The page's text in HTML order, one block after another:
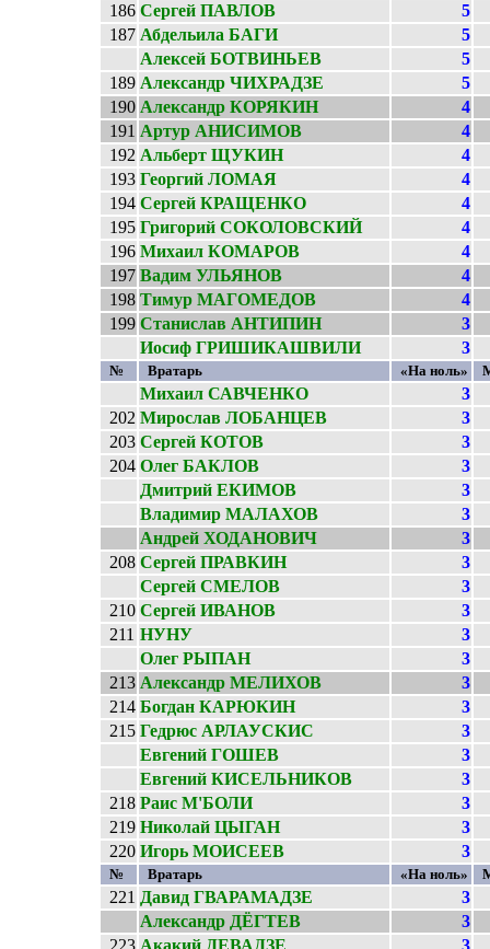
186 Сергей ПАВЛОВ
5
187 Абдельила БАГИ
5
Алексей БОТВИНЬЕВ
5
189 Александр ЧИХРАДЗЕ
5
190 Александр КОРЯКИН
4
191 Артур АНИСИМОВ
4
192 Альберт ЩУКИН
4
193 Георгий ЛОМАЯ
4
194 Сергей КРАЩЕНКО
4
195 Григорий СОКОЛОВСКИЙ
4
196 Михаил КОМАРОВ
4
197 Вадим УЛЬЯНОВ
4
198 Тимур МАГОМЕДОВ
4
199 Станислав АНТИПИН
3
Иосиф ГРИШИКАШВИЛИ
3
№ Вратарь «На ноль»
Михаил САВЧЕНКО
3
202 Мирослав ЛОБАНЦЕВ
3
203 Сергей КОТОВ
3
204 Олег БАКЛОВ
3
Дмитрий ЕКИМОВ
3
Владимир МАЛАХОВ
3
Андрей ХОДАНОВИЧ
3
208 Сергей ПРАВКИН
3
Сергей СМЕЛОВ
3
210 Сергей ИВАНОВ
3
211 НУНУ
3
Олег РЫПАН
3
213 Александр МЕЛИХОВ
3
214 Богдан КАРЮКИН
3
215 Гедрюс АРЛАУСКИС
3
Евгений ГОШЕВ
3
Евгений КИСЕЛЬНИКОВ
3
218 Раис М'БОЛИ
3
219 Николай ЦЫГАН
3
220 Игорь МОИСЕЕВ 3
№ Вратарь «На ноль»
221 Давид ГВАРАМАДЗЕ
3
Александр ДЁГТЕВ
3
223 Акакий ДЕВАДЗЕ
3